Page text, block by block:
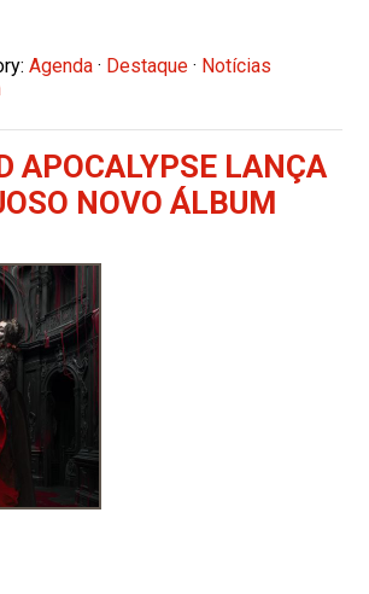
Agenda · Destaque · Notícias
APOCALYPSE LANÇA
NOVO ÁLBUM